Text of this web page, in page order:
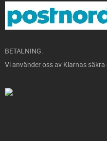
BETALNING.
Vi använder oss av Klarnas